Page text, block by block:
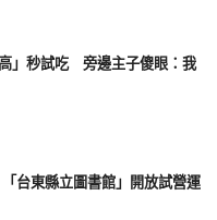
」秒試吃 旁邊主子傻眼：我
台東縣立圖書館」開放試營運